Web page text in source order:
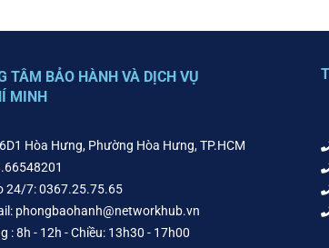
TÂM BẢO HÀNH VÀ DỊCH VỤ
MINH
Hòa Hưng, Phường Hòa Hưng, TP.HCM
24/7: 0367.25.75.65
phongbaohanh@networkhub.vn
: 8h - 12h - Chiều: 13h30 - 17h00